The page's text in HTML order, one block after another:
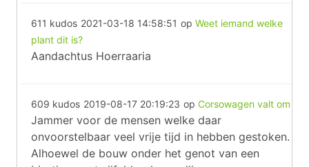
611 kudos 2021-03-18 14:58:51 op Weet iemand welke
plant dit is?
Aandachtus Hoerraaria
609 kudos 2019-08-17 20:19:23 op Corsowagen valt om
Jammer voor de mensen welke daar
onvoorstelbaar veel vrije tijd in hebben gestoken.
Alhoewel de bouw onder het genot van een